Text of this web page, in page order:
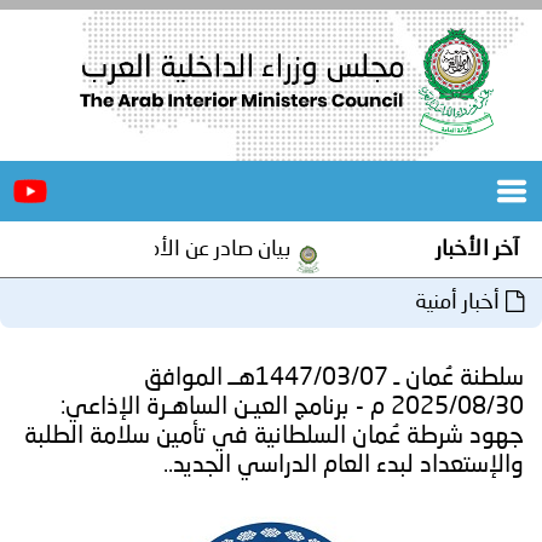
الرئيسية
المكاتب
المجلس
مؤتمرات
و
جهود
آخر الأخبار بيان صادر عن الأمانة العامة لمجلس
أخبار أمنية
سلطنة عُمان ـ 1447/03/07هــ الموافق
2025/08/30 م - برنامج العيـن الساهـرة الإذاعي:
جهود شرطة عُمان السلطانية في تأمين سلامة الطلبة
والإستعداد لبدء العام الدراسي الجديد..